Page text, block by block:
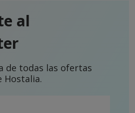
al
de todas las ofertas
Hostalia.